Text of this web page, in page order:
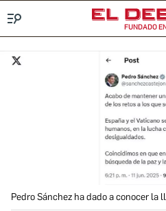
FUNDADO
Pedro Sánchez ha dado a conocer la